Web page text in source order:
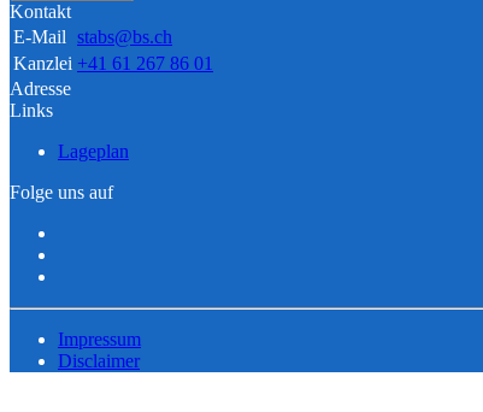
Kontakt
E-Mail stabs@bs.ch
Kanzlei +41 61 267 86 01
Adresse
Links
Lageplan
Folge uns auf
Impressum
Disclaimer